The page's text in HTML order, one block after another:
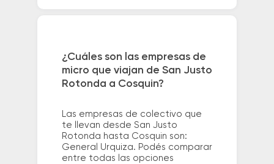
¿Cuáles son las empresas de
micro que viajan de San Justo
Rotonda a Cosquin?
Las empresas de colectivo que
te llevan desde San Justo
Rotonda hasta Cosquin son:
General Urquiza. Podés comparar
entre todas las opciones